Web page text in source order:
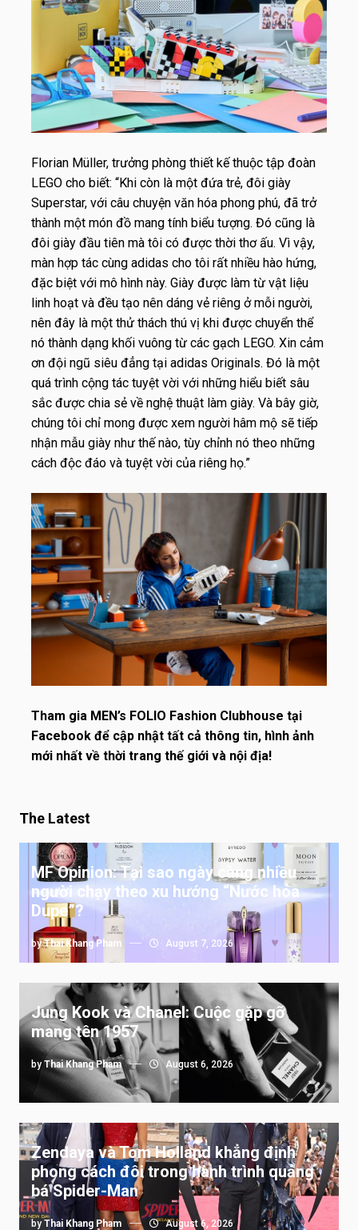
Florian Müller, trưởng phòng thiết kế thuộc tập đoàn
LEGO cho biết: “Khi còn là một đứa trẻ, đôi giày
Superstar, với câu chuyện văn hóa phong phú, đã trở
thành một món đồ mang tính biểu tượng. Đó cũng là
đôi giày đầu tiên mà tôi có được thời thơ ấu. Vì vậy,
màn hợp tác cùng adidas cho tôi rất nhiều hào hứng,
đặc biệt với mô hình này. Giày được làm từ vật liệu
linh hoạt và đều tạo nên dáng vẻ riêng ở mỗi người,
nên đây là một thử thách thú vị khi được chuyển thể
nó thành dạng khối vuông từ các gạch LEGO. Xin cảm
ơn đội ngũ siêu đẳng tại adidas Originals. Đó là một
quá trình cộng tác tuyệt vời với những hiểu biết sâu
sắc được chia sẻ về nghệ thuật làm giày. Và bây giờ,
chúng tôi chỉ mong được xem người hâm mộ sẽ tiếp
nhận mẫu giày như thế nào, tùy chỉnh nó theo những
cách độc đáo và tuyệt vời của riêng họ.”
Tham gia MEN’s FOLIO Fashion Clubhouse tại
Facebook để cập nhật tất cả thông tin, hình ảnh
mới nhất về thời trang thế giới và nội địa!
The Latest
MF Opinion: Tại sao ngày càng nhiều
người chạy theo xu hướng “Nước hoa
Dupe”?
byThai Khang Pham August 7, 2026
Jung Kook và Chanel: Cuộc gặp gỡ
mang tên 1957
by Thai Khang Pham August 6, 2026
Zendaya và Tom Holland khẳng định
phong cách đôi trong hành trình quảng
bá Spider-Man
by Thai Khang Pham August 6, 2026